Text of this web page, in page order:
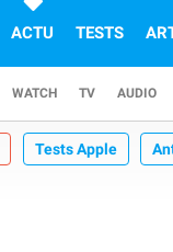
ACTU TESTS
WATCH TV AUDIO
Tests Apple